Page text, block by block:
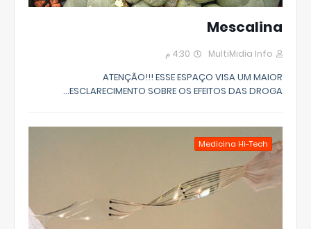
Mescalina
MultiMidia Info 4:30 م
ATENÇÃO!!! ESSE ESPAÇO VISA UM MAIOR
ESCLARECIMENTO SOBRE OS EFEITOS DAS DROGA…
Medicina Hi-Tech